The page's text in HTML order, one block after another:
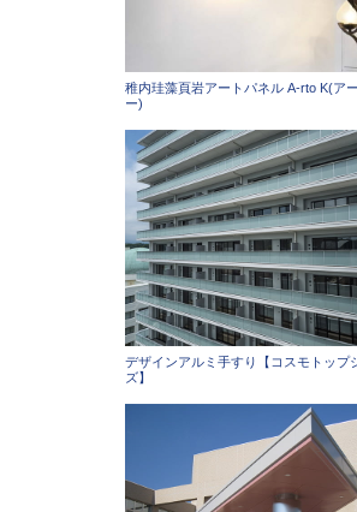
稚内珪藻頁岩アートパネル A-rto K(ア
ー)
デザインアルミ手すり【コスモトップ
ズ】